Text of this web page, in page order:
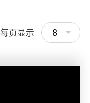
每页显示 8